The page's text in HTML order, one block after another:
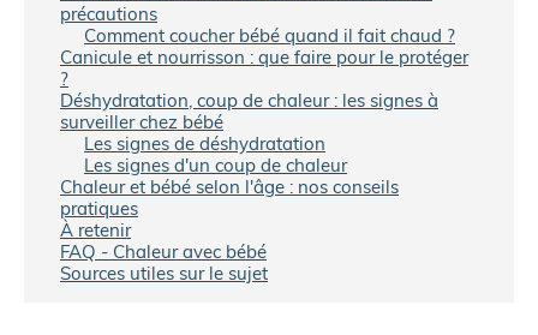
précautions
Comment coucher bébé quand il fait chaud ?
Canicule et nourrisson : que faire pour le protéger
?
Déshydratation, coup de chaleur : les signes à
surveiller chez bébé
Les signes de déshydratation
Les signes d'un coup de chaleur
Chaleur et bébé selon l'âge : nos conseils
pratiques
À retenir
FAQ - Chaleur avec bébé
Sources utiles sur le sujet